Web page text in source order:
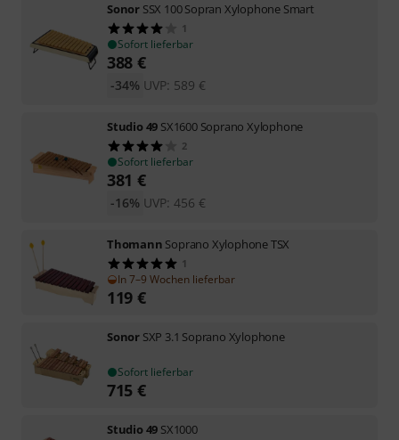
Sonor SSX 100 Sopran Xylophone Smart
1
Sofort lieferbar
388 €
UVP: 589 €
-34%
Studio 49 SX1600 Soprano Xylophone
2
Sofort lieferbar
381 €
UVP: 456 €
-16%
Thomann Soprano Xylophone TSX
1
In 7–9 Wochen lieferbar
119 €
Sonor SXP 3.1 Soprano Xylophone
Sofort lieferbar
715 €
Studio 49 SX1000